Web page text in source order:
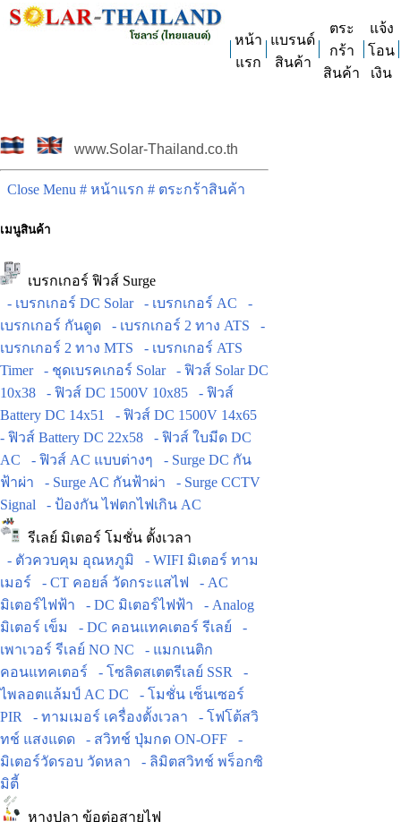
หน้า
แรก
แบรนด์
สินค้า
ตระ
กร้า
สินค้า
แจ้ง
โอน
เงิน
www.Solar-Thailand.co.th
Close Menu # หน้าแรก # ตระกร้าสินค้า
เมนูสินค้า
เบรกเกอร์ ฟิวส์ Surge
- เบรกเกอร์ DC Solar
- เบรกเกอร์ AC
-
เบรกเกอร์ กันดูด
- เบรกเกอร์ 2 ทาง ATS
-
เบรกเกอร์ 2 ทาง MTS
- เบรกเกอร์ ATS
Timer
- ชุดเบรคเกอร์ Solar
- ฟิวส์ Solar DC
10x38
- ฟิวส์ DC 1500V 10x85
- ฟิวส์
Battery DC 14x51
- ฟิวส์ DC 1500V 14x65
- ฟิวส์ Battery DC 22x58
- ฟิวส์ ใบมีด DC
AC
- ฟิวส์ AC แบบต่างๆ
- Surge DC กัน
ฟ้าผ่า
- Surge AC กันฟ้าผ่า
- Surge CCTV
Signal
- ป้องกัน ไฟตกไฟเกิน AC
รีเลย์ มิเตอร์ โมชั่น ตั้งเวลา
- ตัวควบคุม อุณหภูมิ
- WIFI มิเตอร์ ทาม
เมอร์
- CT คอยล์ วัดกระแสไฟ
- AC
มิเตอร์ไฟฟ้า
- DC มิเตอร์ไฟฟ้า
- Analog
มิเตอร์ เข็ม
- DC คอนแทคเตอร์ รีเลย์
-
เพาเวอร์ รีเลย์ NO NC
- แมกเนติก
คอนแทคเตอร์
- โซลิดสเตตรีเลย์ SSR
-
ไพลอตแล้มป์ AC DC
- โมชั่น เซ็นเซอร์
PIR
- ทามเมอร์ เครื่องตั้งเวลา
- โฟโต้สวิ
ทช์ แสงแดด
- สวิทช์ ปุ่มกด ON-OFF
-
มิเตอร์วัดรอบ วัดหลา
- ลิมิตสวิทช์ พร็อกซิ
มิตี้
หางปลา ข้อต่อสายไฟ